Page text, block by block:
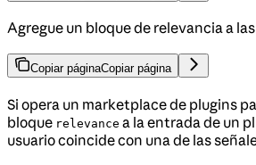
Agregue un bloque de relevancia a
Copiar páginaCopiar página
Si opera un marketplace de plugins
bloque relevance a la entrada de un
usuario coincide con una de las